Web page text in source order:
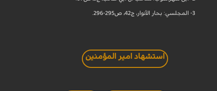
3- المجلسي: بحار الأنوار، ج42، ص295-296.
استشهاد امير المؤمنين